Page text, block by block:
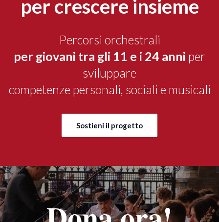
per crescere insieme
Percorsi orchestrali
per giovani tra gli 11 e i 24 anni per
sviluppare
competenze personali, sociali e musicali
Sostieni il progetto